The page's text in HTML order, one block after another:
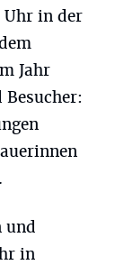
Uhr in der
Jahr
und
in